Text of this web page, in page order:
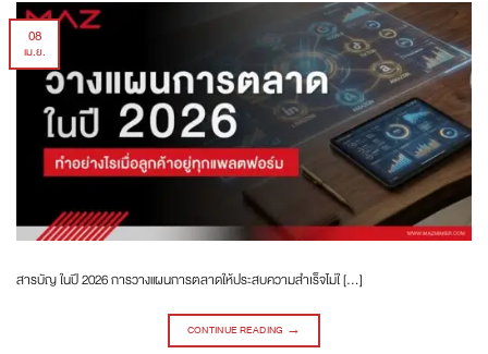
08
เม.ย.
สารบัญ ในปี 2026 การวางแผนการตลาดให้ประสบความสำเร็จไม่ใ […]
CONTINUE READING →